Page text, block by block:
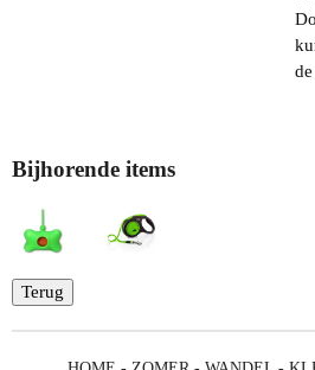
Bijhorende items
Terug